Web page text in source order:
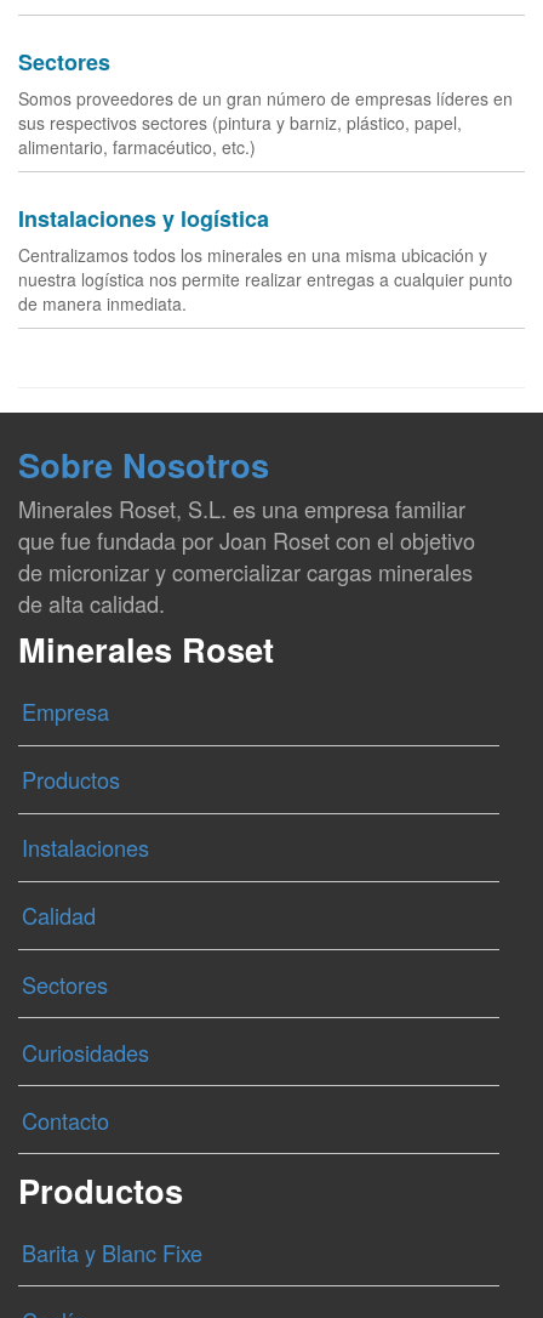
Sectores
Somos proveedores de un gran número de empresas líderes en
sus respectivos sectores (pintura y barniz, plástico, papel,
alimentario, farmacéutico, etc.)
Instalaciones y logística
Centralizamos todos los minerales en una misma ubicación y
nuestra logística nos permite realizar entregas a cualquier punto
de manera inmediata.
Sobre Nosotros
Minerales Roset, S.L. es una empresa familiar
que fue fundada por Joan Roset con el objetivo
de micronizar y comercializar cargas minerales
de alta calidad.
Minerales Roset
Empresa
Productos
Instalaciones
Calidad
Sectores
Curiosidades
Contacto
Productos
Barita y Blanc Fixe